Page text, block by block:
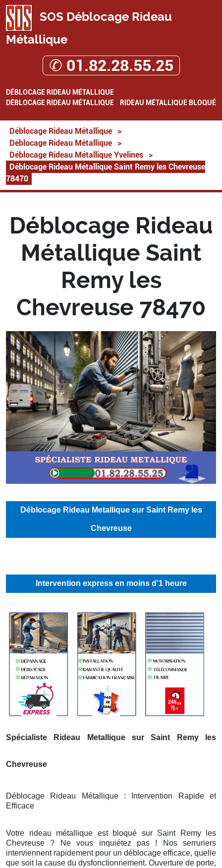
SOS Déblocage Rideau
Métallique
✆ 01.82.28.55.25
DÉBLOCAGE RIDEAU MÉTALLIQUE
DÉBLOCAGE RIDEAU MÉTALLIQUE
RIDEAU MÉTALLIQUE BLOQUÉ
Déblocage Rideau Métallique
>
Déblocage Rideau Métallique
>
Déblocage Rideau Métallique Yvelines
>
Déblocage Rideau Métallique Saint Remy les Chevreuse
78470
Déblocage Rideau
Métallique Saint
Remy les
Chevreuse 78470
Déblocage Rideau Metallique sur Saint Remy les
Chevreuse
Intervention express en moins d'1 heure
Spécialiste Rideau Metallique sur Saint Remy les
Chevreuse
Déblocage Rideau Métallique : Intervention Rapide et
Efficace
Votre rideau métallique est bloqué sur Saint Remy les
Chevreuse ? Ne vous inquiétez pas ! Nos serruriers
interviennent rapidement pour un déblocage efficace, quelle
que soit la cause du dysfonctionnement. Ouverture de porte,